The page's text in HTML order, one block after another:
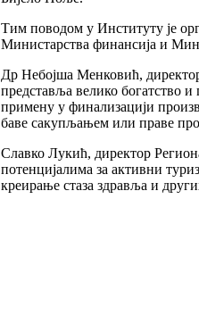
Тим поводом у Институту је
Министарства финансија и
Др Небојша Менковић, директор
представља велико богатство
примену у финализацији
баве сакупљањем или праве
Славко Лукић, директор
потенцијалима за активни
креирање стаза здравља и